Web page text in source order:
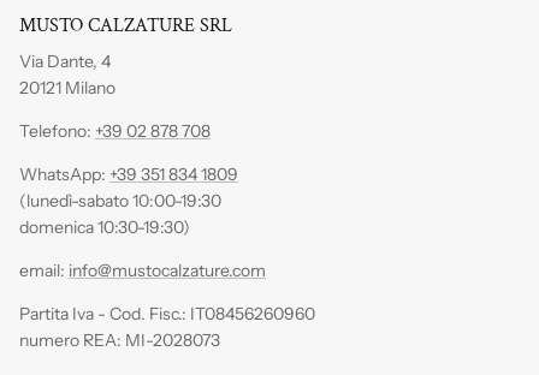
MUSTO CALZATURE SRL
Via Dante, 4
20121 Milano
Telefono: +39 02 878 708
WhatsApp: +39 351 834 1809
(lunedì-sabato 10:00-19:30
domenica 10:30-19:30)
email: info@mustocalzature.com
Partita Iva - Cod. Fisc.: IT08456260960
numero REA: MI-2028073